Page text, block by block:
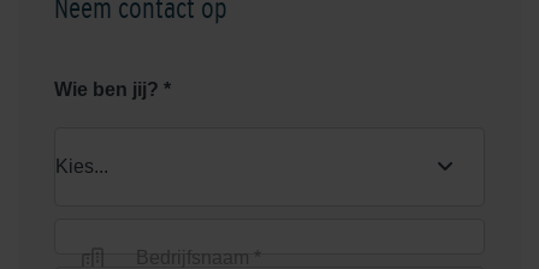
Neem contact op
Wie ben jij? *
Bedrijfsnaam *